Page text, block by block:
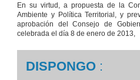
En su virtud, a propuesta de la
Ambiente y Política Territorial, y
aprobación del Consejo de
celebrada el día 8 de enero de 2013,
DISPONGO :